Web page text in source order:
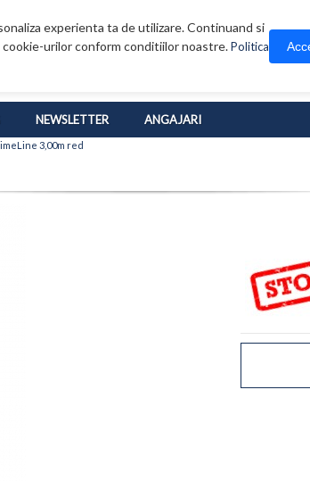
experienta ta de utilizare. Continuand si
urilor conform conditiilor noastre.Politica
NEWSLETTER ANGAJARI
3,00m red